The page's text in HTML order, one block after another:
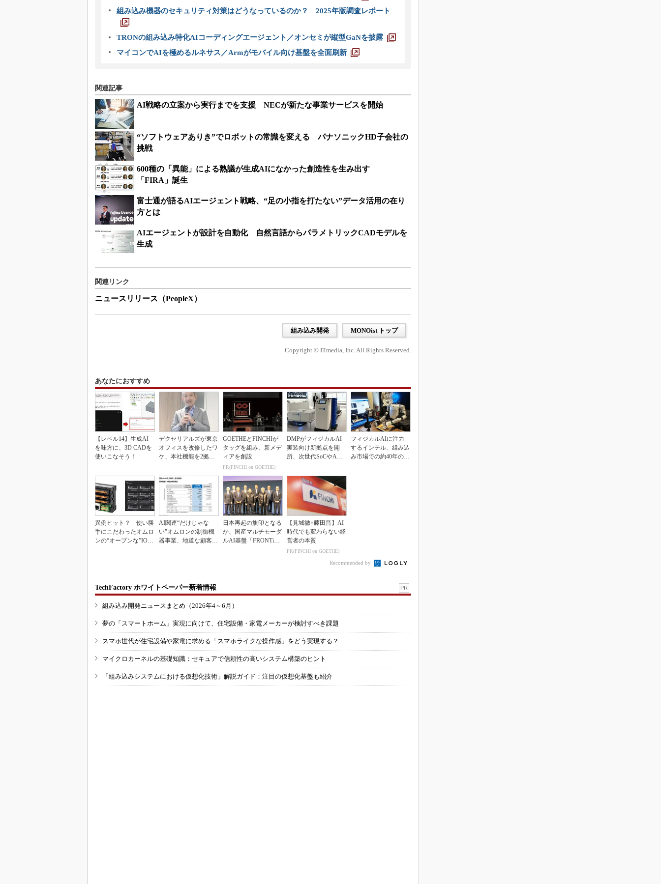
組み込み機器のセキュリティ対策はどうなっているのか？ 2025年版調査レポート
TRONの組み込み特化AIコーディングエージェント／オンセミが縦型GaNを披露
マイコンでAIを極めるルネサス／Armがモバイル向け基盤を全面刷新
関連記事
AI戦略の立案から実行までを支援 NECが新たな事業サービスを開始
“ソフトウェアありき”でロボットの常識を変える パナソニックHD子会社の
挑戦
600種の「異能」による熟議が生成AIになかった創造性を生み出す
「FIRA」誕生
富士通が語るAIエージェント戦略、“足の小指を打たない”データ活用の在り
方とは
AIエージェントが設計を自動化 自然言語からパラメトリックCADモデルを
生成
関連リンク
ニュースリリース（PeopleX）
組み込み開発 MONOist トップ
Copyright © ITmedia, Inc. All Rights Reserved.
あなたにおすすめ
【レベル14】生成AI
を味方に、3D CADを
使いこなそう！
デクセリアルズが東京
オフィスを改修したワ
ケ、本社機能を2拠点
GOETHEとFINCHIが
タッグを組み、新メデ
ィアを創設
PR(FINCHI on GOETHE)
DMPがフィジカルAI
実装向け新拠点を開
所、次世代SoCやAM
フィジカルAIに注力
するインテル、組み込
み市場での約40年の実
異例ヒット？ 使い勝
手にこだわったオムロ
ンの“オープンな”IO-L
AI関連“だけじゃな
い”オムロンの制御機
器事業、地道な顧客基
日本再起の旗印となる
か、国産マルチモーダ
ルAI基盤「FRONTi
【見城徹×藤田晋】AI
時代でも変わらない経
営者の本質
PR(FINCHI on GOETHE)
Recommended by
TechFactory ホワイトペーパー新着情報 PR
組み込み開発ニュースまとめ（2026年4～6月）
夢の「スマートホーム」実現に向けて、住宅設備・家電メーカーが検討すべき課題
スマホ世代が住宅設備や家電に求める「スマホライクな操作感」をどう実現する？
マイクロカーネルの基礎知識：セキュアで信頼性の高いシステム構築のヒント
「組み込みシステムにおける仮想化技術」解説ガイド：注目の仮想化基盤も紹介